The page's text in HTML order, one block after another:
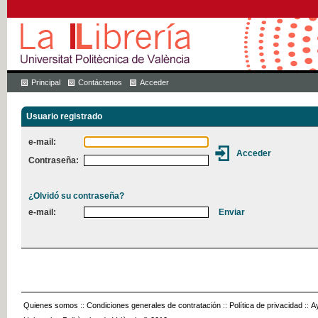
Principal Contáctenos Acceder
Usuario registrado
e-mail:
Contraseña:
¿Olvidó su contraseña?
e-mail:
Quienes somos :: Condiciones generales de contratación :: Política de privacidad ::